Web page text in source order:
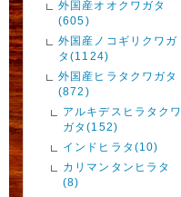
外国産オオクワガタ
(605)
外国産ノコギリクワガ
タ(1124)
外国産ヒラタクワガタ
(872)
アルキデスヒラタクワ
ガタ(152)
インドヒラタ(10)
カリマンタンヒラタ
(8)